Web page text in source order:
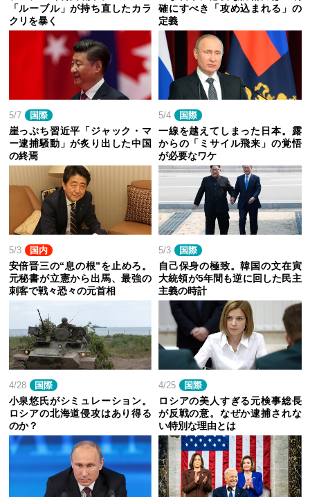
「ルーブル」が持ち直したカラ
クリを暴く
確にすべき「攻め込まれる」の
定義
5/7 国際
崖っぷち習近平「ジャック・マ
ー逮捕騒動」が炙り出した中国
の終焉
5/4 国際
一線を越えてしまった日本。露
からの「ミサイル飛来」の覚悟
が必要なワケ
5/3 国内
安倍晋三の“息の根”を止めろ。
元秘書が立憲から出馬、最強の
刺客で戦々恐々の元首相
5/3 国際
自己保身の極致。韓国の文在寅
大統領が5年間も逆に回した民主
主義の時計
4/28 国際
小泉悠氏がシミュレーション。
ロシアの北海道侵攻はあり得る
のか？
4/25 国際
ロシアの美人すぎる元検事総長
が反戦の意。なぜか逮捕されな
い特別な理由とは